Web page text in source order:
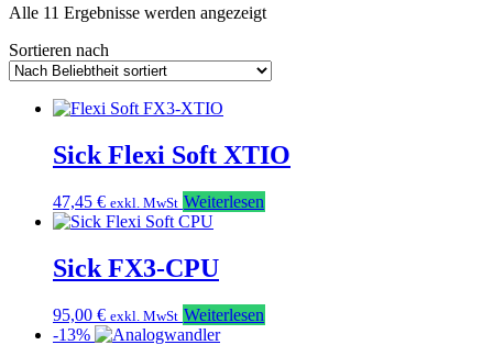
Alle 11 Ergebnisse werden angezeigtNach
Sortieren nach
Sick Flexi Soft XTIO
47,45 € exkl. MwSt Weiterlesen
Sick FX3-CPU
95,00 € exkl. MwSt Weiterlesen
-13%